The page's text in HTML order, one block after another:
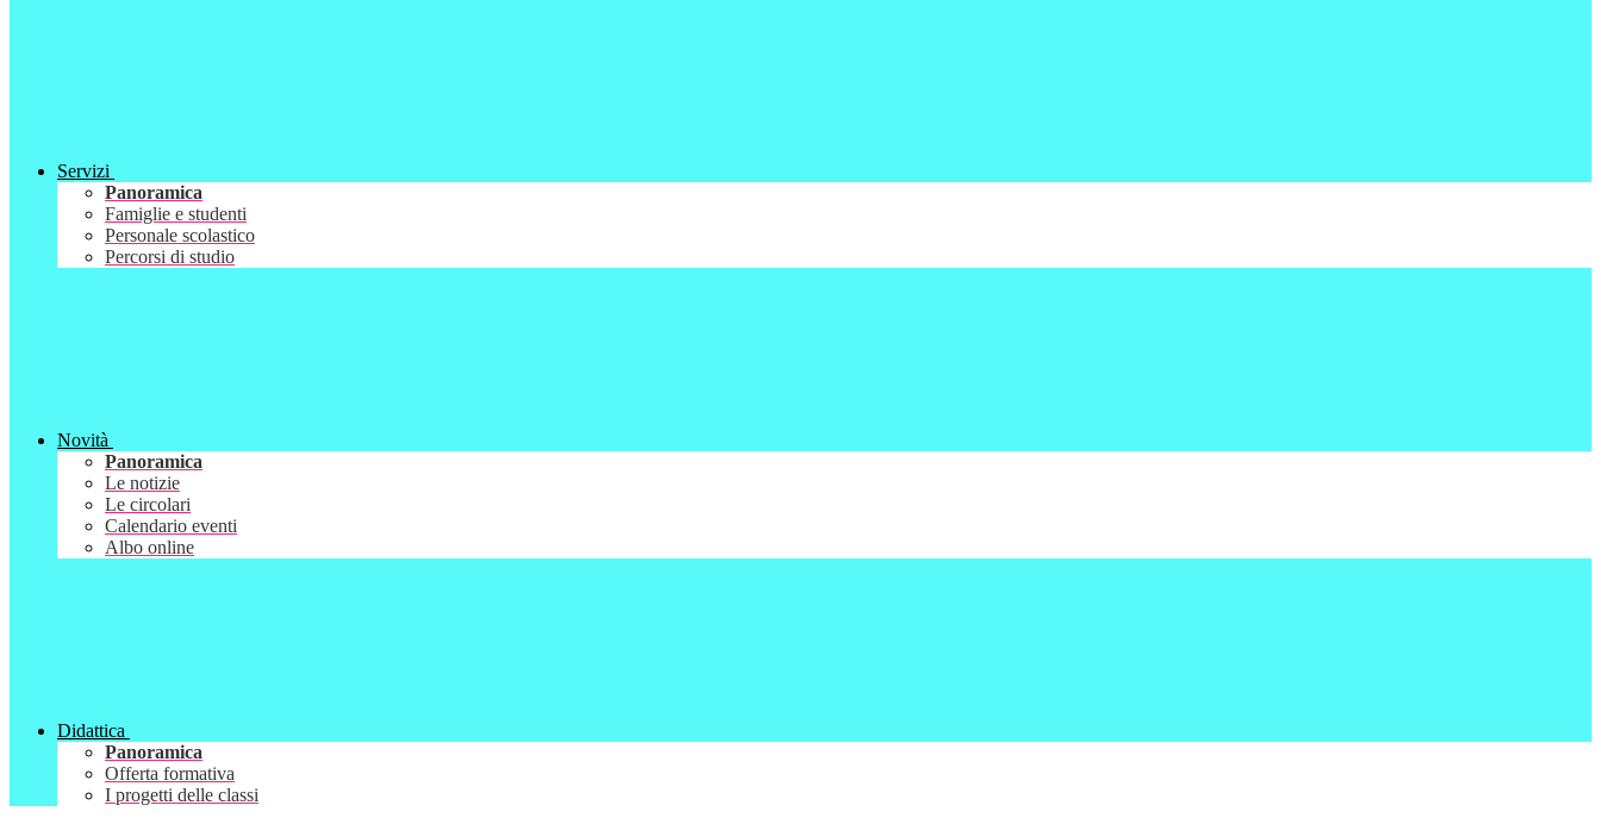
Servizi
Panoramica
Famiglie e studenti
Personale scolastico
Percorsi di studio
Novità
Panoramica
Le notizie
Le circolari
Calendario eventi
Albo online
Didattica
Panoramica
Offerta formativa
I progetti delle classi